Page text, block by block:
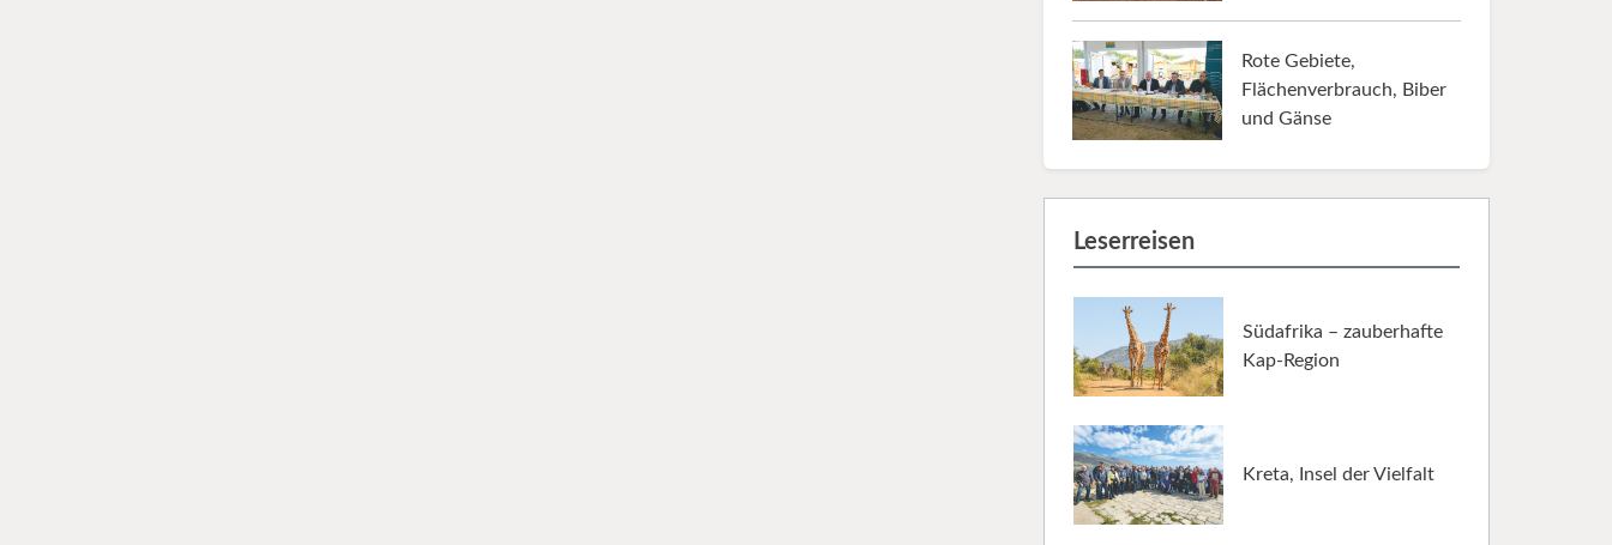
Rote Gebiete,
Flächenverbrauch, Biber
und Gänse
Leserreisen
Südafrika – zauberhafte
Kap-Region
Kreta, Insel der Vielfalt